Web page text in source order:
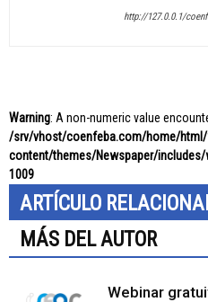
http://127.0.0.1/
Warning: A non-numeric value
/srv/vhost/coenfeba.com/home/
content/themes/Newspaper/
1009
ARTÍCULO
MÁS DEL AUTOR
Webinar